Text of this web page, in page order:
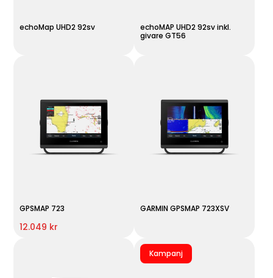
echoMap UHD2 92sv
echoMAP UHD2 92sv inkl.
givare GT56
GPSMAP 723
12.049 kr
GARMIN GPSMAP 723XSV
Kampanj